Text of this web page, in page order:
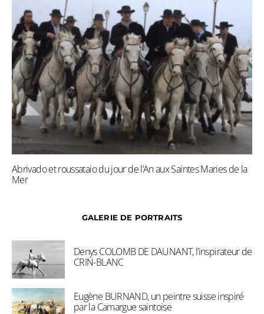
Abrivado et roussataio du jour de l’An aux Saintes Maries de la
Mer
GALERIE DE PORTRAITS
Denys COLOMB DE DAUNANT, l’inspirateur de
CRIN-BLANC
Eugène BURNAND, un peintre suisse inspiré
par la Camargue saintoise